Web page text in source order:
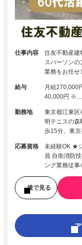
仕事内容
住友不動産建
スパーソン
業務をお任せ
給与
月給270,000
40,000円 ※…
勤務地
東京都江東区
明テニスの森
歩15分、東
応募資格
未経験OK ★
員 自衛消防
ング業務従
後で見る